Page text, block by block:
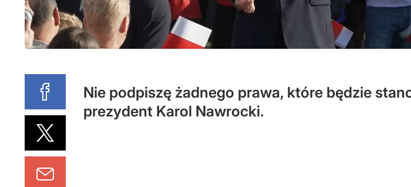
Nie podpiszę żadnego prawa, które będzie
prezydent Karol Nawrocki.